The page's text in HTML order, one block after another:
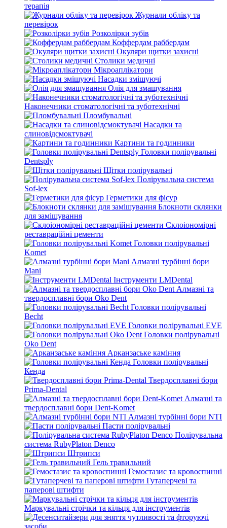
терапія
Журнали обліку та
перевірок
Розколірки зубів
Коффердам раббердам
Окуляри щитки захисні
Столики медичні
Мікроаплікатори
Насадки змішуючі
Олія для змащування
Наконечники стоматологічні та зуботехнічні
Пломбувальні
Насадки та
слиновідсмоктувачі
Картини та годинники
Головки полірувальні
Dentsply
Щітки полірувальні
Полірувальна система
Sof-lex
Герметики для фісур
Блокноти склянки
для замішування
Склоіономірні
реставраційні цементи
Головки полірувальні
Komet
Алмазні турбінні бори
Mani
Інструменти LMDental
Алмазні та
твердосплавні бори Oko Dent
Головки полірувальні
Becht
Головки полірувальні EVE
Головки полірувальні
Oko Dent
Арканзаське каміння
Головки полірувальні
Кенда
Твердосплавні бори
Prima-Dental
Алмазні та
твердосплавні бори Dent-Komet
Алмазні турбінні бори NTI
Пасти полірувальні
Полірувальна
система RubyPlaton Denco
Штрипси
Гель травильний
Гемостазис та кровоспинні
Гутаперчеві та
паперові штифти
Маркувальні стрічки та кільця для інструментів